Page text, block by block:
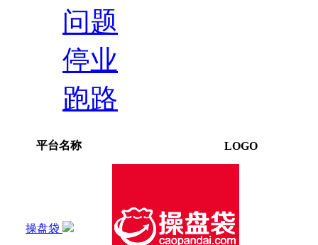
问题
停业
跑路
平台名称 LOGO
操盘袋